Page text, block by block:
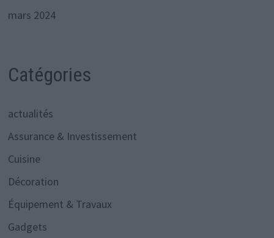
mars 2024
Catégories
actualités
Assurance & Investissement
Cuisine
Décoration
Équipement & Travaux
Gadgets